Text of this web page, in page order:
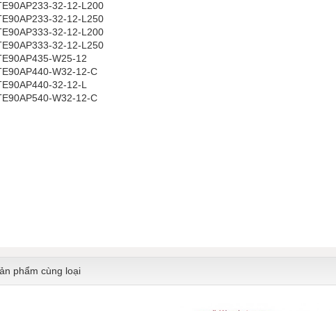
32-12-L200
32-12-L250
32-12-L200
32-12-L250
W25-12
W32-12-C
32-12-L
W32-12-C
phẩm cùng loại